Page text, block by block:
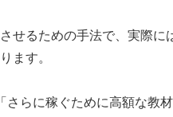
せるための手法で、実際に
ます。
さらに稼ぐために高額な教